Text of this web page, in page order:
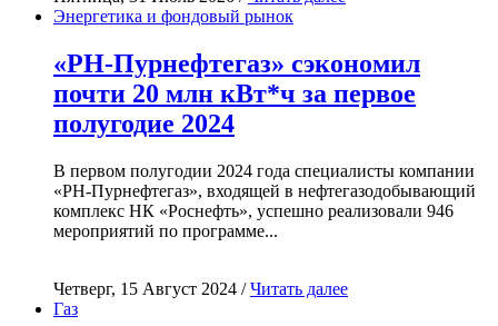
Энергетика и фондовый рынок
«РН-Пурнефтегаз» сэкономил
почти 20 млн кВт*ч за первое
полугодие 2024
В первом полугодии 2024 года специалисты компании
«РН-Пурнефтегаз», входящей в нефтегазодобывающий
комплекс НК «Роснефть», успешно реализовали 946
мероприятий по программе...
Четверг, 15 Август 2024 /Читать далее
Газ